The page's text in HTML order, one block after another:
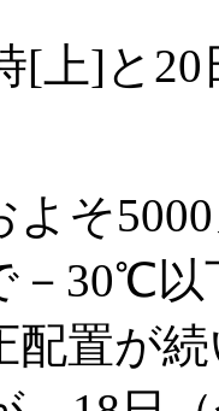
[上]と
そ
－30℃
配置が